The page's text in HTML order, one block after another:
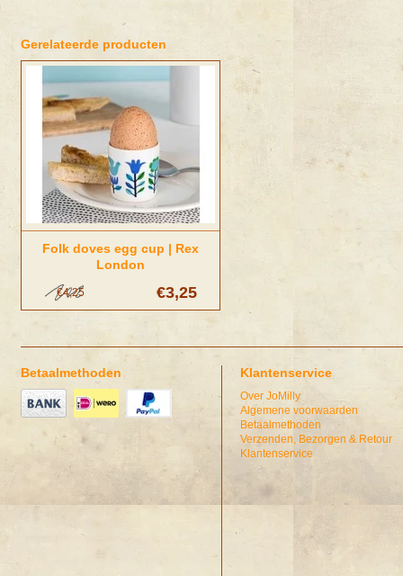
Gerelateerde producten
Folk doves egg cup | Rex
London
€3,25
€4,25
Betaalmethoden Klantenservice
Over JoMilly
Algemene voorwaarden
Betaalmethoden
Verzenden, Bezorgen & Retour
Klantenservice